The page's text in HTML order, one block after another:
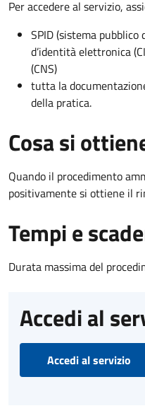
Per accedere al servizio,
SPID (sistema
d’identità elettronica
(CNS)
tutta la
della pratica.
Cosa si
Quando il procedimento
positivamente si ottiene il
Tempi e
Durata massima del
Accedi al
Accedi al servizio